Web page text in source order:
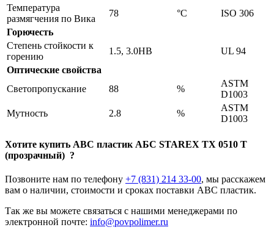
Температура
размягчения по Вика
78 °C
ISO 306
Горючесть
Степень стойкости к
горению
1.5, 3.0HB
UL 94
Оптические свойства
Светопропускание
88 %
ASTM
D1003
Мутность
2.8 %
ASTM
D1003
Хотите купить ABC пластик АБС STAREX TX 0510 Т
(прозрачный) ?
Позвоните нам по телефону +7 (831) 214 33-00, мы расскажем
вам о наличии, стоимости и сроках поставки ABC пластик.
Так же вы можете связаться с нашими менеджерами по
электронной почте: info@povpolimer.ru